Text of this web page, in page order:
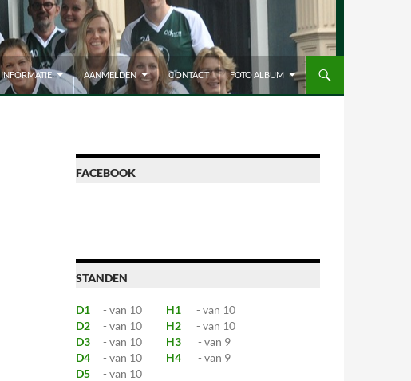
INFORMATIE AANMELDEN CONTACT FOTO ALBUM
FACEBOOK
STANDEN
D1 - van 10 H1
- van 10
D2
- van 10 H2
- van 10
D3
- van 10 H3
- van 9
D4
- van 10 H4
- van 9
D5
- van 10